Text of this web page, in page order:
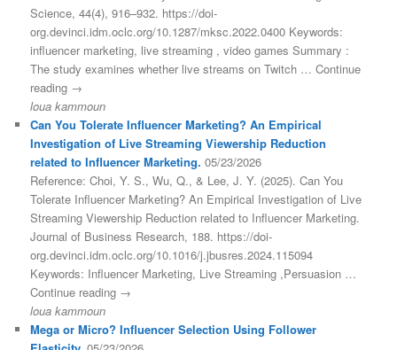
Science, 44(4), 916–932. https://doi-
org.devinci.idm.oclc.org/10.1287/mksc.2022.0400 Keywords:
influencer marketing, live streaming , video games Summary :
The study examines whether live streams on Twitch … Continue
reading →
loua kammoun
Can You Tolerate Influencer Marketing? An Empirical
Investigation of Live Streaming Viewership Reduction
related to Influencer Marketing. 05/23/2026
Reference: Choi, Y. S., Wu, Q., & Lee, J. Y. (2025). Can You
Tolerate Influencer Marketing? An Empirical Investigation of Live
Streaming Viewership Reduction related to Influencer Marketing.
Journal of Business Research, 188. https://doi-
org.devinci.idm.oclc.org/10.1016/j.jbusres.2024.115094
Keywords: Influencer Marketing, Live Streaming ,Persuasion …
Continue reading →
loua kammoun
Mega or Micro? Influencer Selection Using Follower